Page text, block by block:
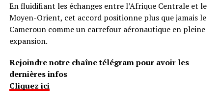
En fluidifiant les échanges entre l’Afrique Centrale et le
Moyen-Orient, cet accord positionne plus que jamais le
Cameroun comme un carrefour aéronautique en pleine
expansion.
Rejoindre notre chaîne télégram pour avoir les
dernières infos
Cliquez ici